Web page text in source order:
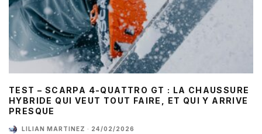
TEST – SCARPA 4-QUATTRO GT : LA CHAUSSURE
HYBRIDE QUI VEUT TOUT FAIRE, ET QUI Y ARRIVE
PRESQUE
LILIAN MARTINEZ · 24/02/2026